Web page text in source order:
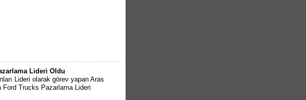
Lideri Oldu
Lideri olarak görev yapan Aras
Ford Trucks Pazarlama Lideri